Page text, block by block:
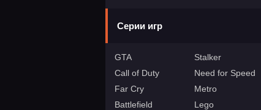
Серии игр
GTA
Stalker
Call of Duty
Need for Speed
Far Cry
Metro
Battlefield
Lego